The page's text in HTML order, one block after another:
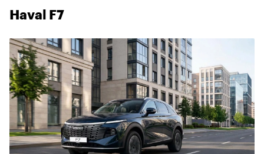
Haval F7